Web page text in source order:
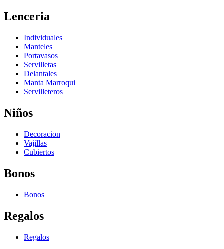
Lenceria
Individuales
Manteles
Portavasos
Servilletas
Delantales
Manta Marroqui
Servilleteros
Niños
Decoracion
Vajillas
Cubiertos
Bonos
Bonos
Regalos
Regalos